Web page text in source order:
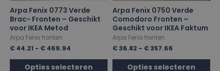
Arpa Fenix 0773 Verde
Brac- Fronten – Geschikt
voor IKEA Metod
Arpa Fenix fronten
€ 44.21 - € 469.94
Opties selecteren
Arpa Fenix 0750 Verde
Comodoro Fronten –
Geschikt voor IKEA Faktum
Arpa Fenix fronten
€36.82 - €357.66
Opties selecteren